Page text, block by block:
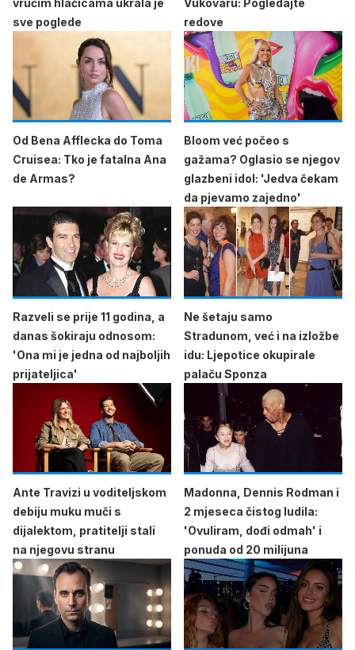
sve poglede
redove
Od Bena Afflecka do Toma
Cruisea: Tko je fatalna Ana
de Armas?
Bloom već počeo s
gažama? Oglasio se njegov
glazbeni idol: 'Jedva čekam
da pjevamo zajedno'
Razveli se prije 11 godina, a
danas šokiraju odnosom:
'Ona mi je jedna od najboljih
prijateljica'
Ne šetaju samo
Stradunom, već i na izložbe
idu: Ljepotice okupirale
palaču Sponza
Ante Travizi u voditeljskom
debiju muku muči s
dijalektom, pratitelji stali
na njegovu stranu
Madonna, Dennis Rodman i
2 mjeseca čistog ludila:
'Ovuliram, dođi odmah' i
ponuda od 20 milijuna